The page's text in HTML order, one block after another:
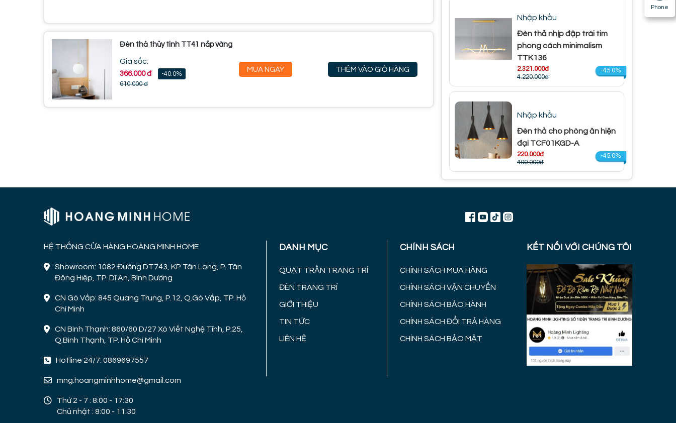
Phone
Đèn thả thủy tinh TT41 nắp vàng
Giá sốc:
366.000 đ
-40.0%
610.000 đ
MUA NGAY THÊM VÀO GIỎ HÀNG
Nhập khẩu
Đèn thả nhịp đập trái tim
phong cách minimalism
TTK136
2.321.000đ
4.220.000đ
-45.0%
Nhập khẩu
Đèn thả cho phòng ăn hiện
đại TCF01KGD-A
220.000đ
400.000đ
-45.0%
HỆ THỐNG CỬA HÀNG HOÀNG MINH HOME
Showroom: 1082 Đường DT743, KP Tân Long, P. Tân
Đông Hiệp, TP. Dĩ An, Bình Dương
CN Gò Vấp: 845 Quang Trung, P.12, Q.Gò Vấp, TP. Hồ
Chí Minh
CN Bình Thạnh: 860/60 D/27 Xô Viết Nghệ Tĩnh, P.25,
Q.Bình Thạnh, TP. Hồ Chí Minh
Hotline 24/7: 0869697557
mng.hoangminhhome@gmail.com
Thứ 2 - 7 : 8:00 - 17:30
Chủ nhật : 8:00 - 11:30
DANH MỤC
QUẠT TRẦN TRANG TRÍ
ĐÈN TRANG TRÍ
GIỚI THIỆU
TIN TỨC
LIÊN HỆ
CHÍNH SÁCH
CHÍNH SÁCH MUA HÀNG
CHÍNH SÁCH VẬN CHUYỂN
CHÍNH SÁCH BẢO HÀNH
CHÍNH SÁCH ĐỔI TRẢ HÀNG
CHÍNH SÁCH BẢO MẬT
KẾT NỐI VỚI CHÚNG TÔI